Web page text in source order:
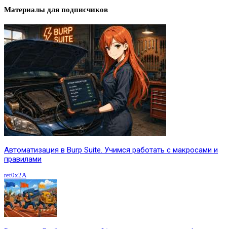
Материалы для подписчиков
Автоматизация в Burp Suite. Учимся работать с макросами и
правилами
ret0x2A